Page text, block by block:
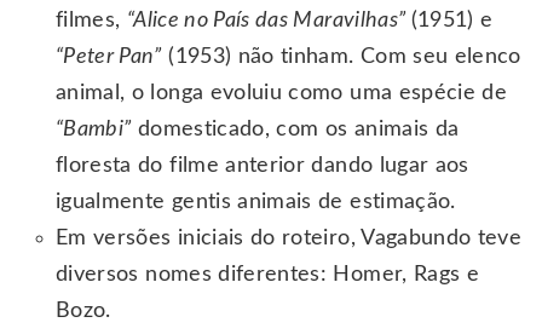
filmes, “Alice no País das Maravilhas” (1951) e
“Peter Pan” (1953) não tinham. Com seu elenco
animal, o longa evoluiu como uma espécie de
“Bambi” domesticado, com os animais da
floresta do filme anterior dando lugar aos
igualmente gentis animais de estimação.
Em versões iniciais do roteiro, Vagabundo teve
diversos nomes diferentes: Homer, Rags e
Bozo.